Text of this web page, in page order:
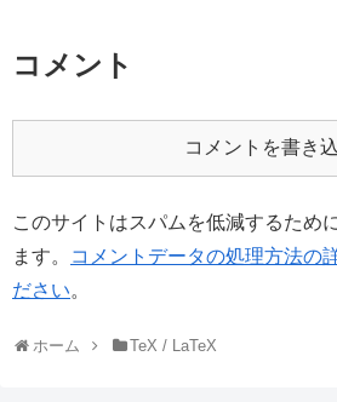
コメント
コメントを書き
このサイトはスパムを低減するため
ます。
コメントデータの処理方法の
ださい。
ホーム TeX / LaTeX